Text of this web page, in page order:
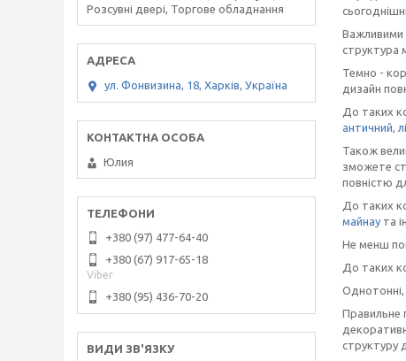
Важливими
структура
Темно -
дизайн
До таких
античний,
Також
зможете
повністю
До таких
майнау та
Не менш
До таких
Однотонні,
Правильне
структуру
Розсувні двері, Торгове обладнання
ул. Фонвизина, 18, Харків, Україна
Юлия
+380 (97) 477-64-40
+380 (67) 917-65-18
Viber
+380 (95) 436-70-20